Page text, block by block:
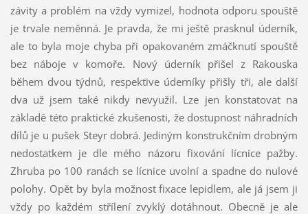
závity a problém na vždy vymizel, hodnota odporu spouště
je trvale neměnná. Je pravda, že mi ještě prasknul úderník,
ale to byla moje chyba při opakovaném zmáčknutí spouště
bez náboje v komoře. Nový úderník přišel z Rakouska
během dvou týdnů, respektive úderníky přišly tři, ale další
dva už jsem také nikdy nevyužil. Lze jen konstatovat na
základě této praktické zkušenosti, že dostupnost náhradních
dílů je u pušek Steyr dobrá. Jediným konstrukčním drobným
nedostatkem je dle mého názoru fixování lícnice pažby.
Zhruba po 100 ranách se lícnice uvolní a spadne do nulové
polohy. Opět by byla možnost fixace lepidlem, ale já jsem ji
vždy po každém střílení zvyklý dotáhnout. Obecně je ale